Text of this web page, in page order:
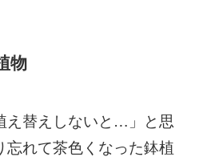
物
え替えしないと…」と思
忘れて茶色くなった鉢植